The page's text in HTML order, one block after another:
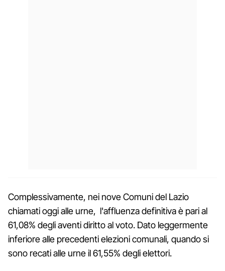
Complessivamente, nei nove Comuni del Lazio
chiamati oggi alle urne, l'affluenza definitiva è pari al
61,08% degli aventi diritto al voto. Dato leggermente
inferiore alle precedenti elezioni comunali, quando si
sono recati alle urne il 61,55% degli elettori.